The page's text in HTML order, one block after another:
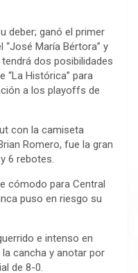
deber; ganó el primer
María Bértora” y
dos posibilidades
“La Histórica” para
a los playoffs de
con la camiseta
Romero, fue la gran
6 rebotes.
cómodo para Central
puso en riesgo su
e intenso en
cancha y anotar por
de 8-0.